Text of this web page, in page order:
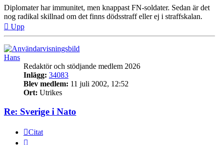
Diplomater har immunitet, men knappast FN-soldater. Sedan är det
nog radikal skillnad om det finns dödsstraff eller ej i straffskalan.
Upp
Hans
Redaktör och stödjande medlem 2026
Inlägg: 34083
Blev medlem: 11 juli 2002, 12:52
Ort: Utrikes
Re: Sverige i Nato
Citat